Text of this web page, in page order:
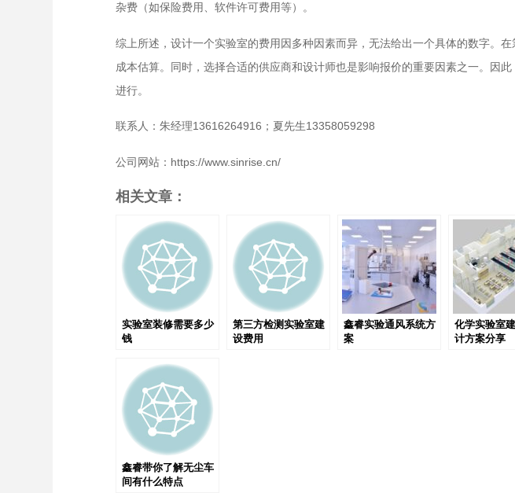
杂费（如保险费用、软件许可费用等）。
综上所述，设计一个实验室的费用因多种因素而异，无法给出一个具体的数字。
成本估算。同时，选择合适的供应商和设计师也是影响报价的重要因素之一。因
进行。
联系人：朱经理13616264916；夏先生13358059298
公司网站：https://www.sinrise.cn/
相关文章：
实验室装修需要多少
钱
第三方检测实验室建
设费用
鑫睿实验通风系统方
案
化学实验室
计方案分享
鑫睿带你了解无尘车
间有什么特点